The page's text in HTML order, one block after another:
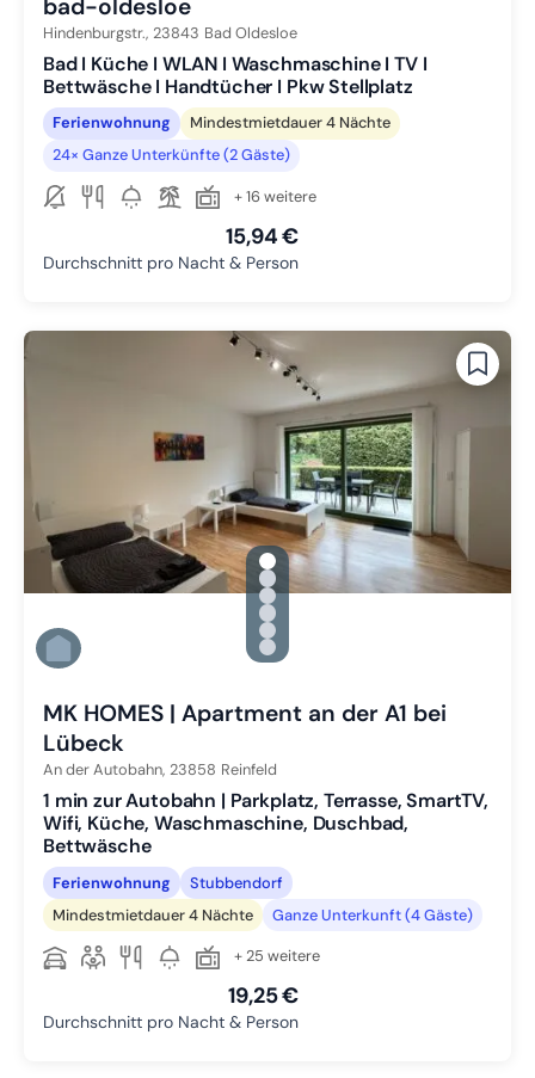
bad-oldesloe
Hindenburgstr., 23843 Bad Oldesloe
Bad I Küche I WLAN I Waschmaschine I TV I
Bettwäsche I Handtücher I Pkw Stellplatz
Ferienwohnung
Mindestmietdauer 4 Nächte
24× Ganze Unterkünfte (2 Gäste)
+ 16 weitere
15,94 €
Durchschnitt pro Nacht & Person
gallery.slide_selector
Zu Slide 1 wechseln
Zu Slide 2 wechseln
Zu Slide 3 wechseln
Zu Slide 4 wechseln
Zu Slide 5 wechseln
Zu Slide 6 wechseln
MK HOMES | Apartment an der A1 bei
Lübeck
An der Autobahn, 23858 Reinfeld
1 min zur Autobahn | Parkplatz, Terrasse, SmartTV,
Wifi, Küche, Waschmaschine, Duschbad,
Bettwäsche
Ferienwohnung
Stubbendorf
Mindestmietdauer 4 Nächte
Ganze Unterkunft (4 Gäste)
+ 25 weitere
19,25 €
Durchschnitt pro Nacht & Person